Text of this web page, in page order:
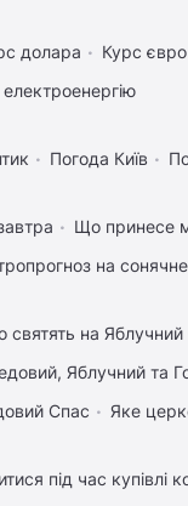
долара Курс євро
Погода Київ
Що принесе
на
святять на Яблучний
Яблучний та
Спас
Яке
під час купівлі